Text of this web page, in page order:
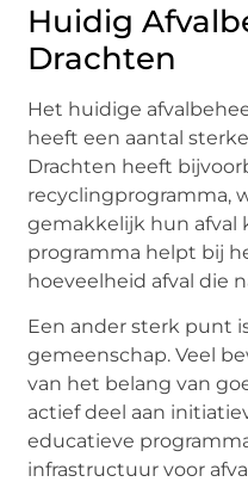
Huidig
Drachten
Het huidige
heeft een aantal
Drachten heeft
recyclingprogramma,
gemakkelijk hun afval
programma helpt bij
hoeveelheid afval die
Een ander sterk punt
gemeenschap. Veel
van het belang van
actief deel aan
educatieve
infrastructuur voor